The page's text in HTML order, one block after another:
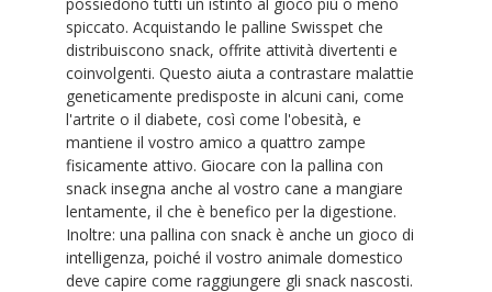
spiccato. Acquistando le palline Swisspet che
distribuiscono snack, offrite attività divertenti e
coinvolgenti. Questo aiuta a contrastare malattie
geneticamente predisposte in alcuni cani, come
l'artrite o il diabete, così come l'obesità, e
mantiene il vostro amico a quattro zampe
fisicamente attivo. Giocare con la pallina con
snack insegna anche al vostro cane a mangiare
lentamente, il che è benefico per la digestione.
Inoltre: una pallina con snack è anche un gioco di
intelligenza, poiché il vostro animale domestico
deve capire come raggiungere gli snack nascosti.